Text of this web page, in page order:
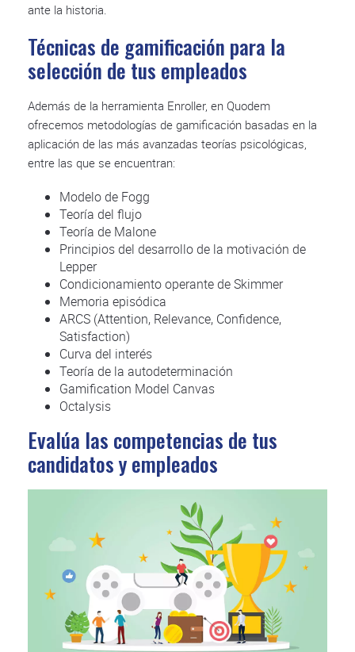
ante la historia.
Técnicas de gamificación para la
selección de tus empleados
Además de la herramienta Enroller, en Quodem
ofrecemos metodologías de gamificación basadas en la
aplicación de las más avanzadas teorías psicológicas,
entre las que se encuentran:
Modelo de Fogg
Teoría del flujo
Teoría de Malone
Principios del desarrollo de la motivación de
Lepper
Condicionamiento operante de Skimmer
Memoria episódica
ARCS (Attention, Relevance, Confidence,
Satisfaction)
Curva del interés
Teoría de la autodeterminación
Gamification Model Canvas
Octalysis
Evalúa las competencias de tus
candidatos y empleados